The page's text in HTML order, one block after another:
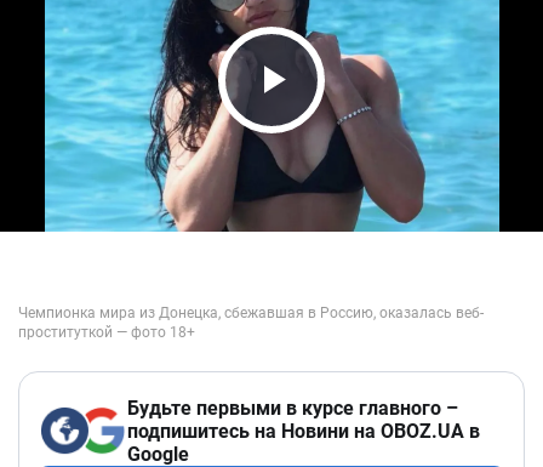
Play Video
Будьте первыми в курсе главного –
подпишитесь на Новини на OBOZ.UA в
Google